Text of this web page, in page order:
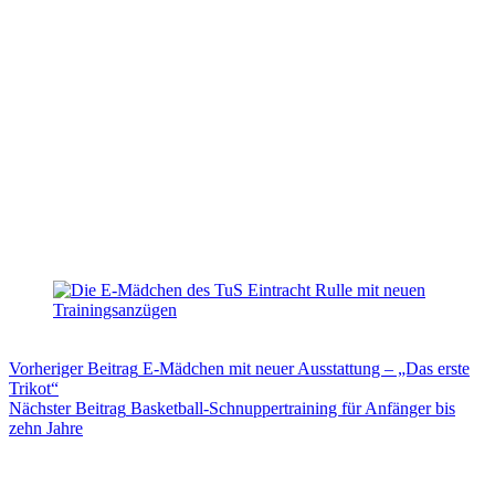
VorherigerBeitrag E-Mädchen mit neuer Ausstattung – „Das erste
Trikot“
NächsterBeitrag Basketball-Schnuppertraining für Anfänger bis
zehn Jahre